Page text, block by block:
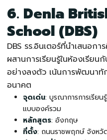
6. Denla
School (DBS)
DBS รร.อินเตอร์ที่นำเสนอก
ผสานการเรียนรู้ในห้องเรีย
อย่างลงตัว เน้นการพัฒนาทั
อนาคต
จุดเด่น: บูรณาการการเรีย
แบบองค์รวม
หลักสูตร: อังกฤษ
ที่ตั้ง: ถนนราชพฤกษ์ จังหวั